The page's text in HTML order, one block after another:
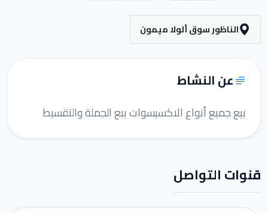
الناظور سوق ألولا ميمون
عن النشاط
بيع جميع أنواع الاكسيسوات ببع الجملة والتقسيط
قنوات التواصل